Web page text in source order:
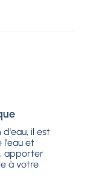
il est
l'eau et
apporter
à votre
il est
l'eau et
apporter
à votre